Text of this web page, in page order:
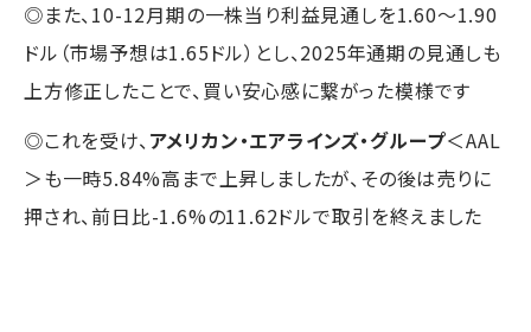
◎また、10-12月期の一株当り利益見通しを1.60～1.90
ドル（市場予想は1.65ドル）とし、2025年通期の見通しも
上方修正したことで、買い安心感に繋がった模様です
◎これを受け、 アメリカン・エアラインズ・グループ＜AAL
＞も一時5.84%高まで上昇しましたが、その後は売りに
押され、前日比-1.6%の11.62ドルで取引を終えました